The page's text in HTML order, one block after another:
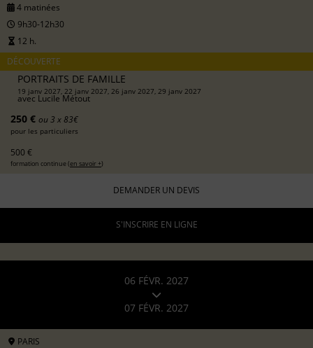
4 matinées
9h30-12h30
12 h.
DÉCOUVERTE
PORTRAITS DE FAMILLE
19 janv 2027, 22 janv 2027, 26 janv 2027, 29 janv 2027
avec Lucile Métout
250 € ou 3 x 83€
pour les particuliers
500 €
formation continue (en savoir +)
DEMANDER UN DEVIS
S'INSCRIRE EN LIGNE
06 FÉVR. 2027
07 FÉVR. 2027
PARIS